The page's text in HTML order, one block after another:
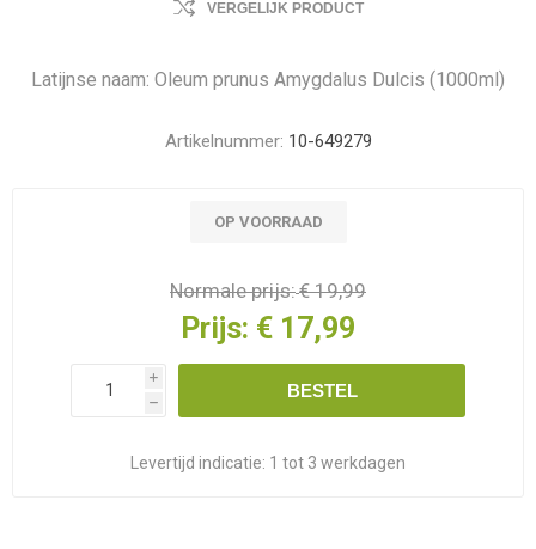
VERGELIJK PRODUCT
Latijnse naam: Oleum prunus Amygdalus Dulcis (1000ml)
Artikelnummer: 10-649279
OP VOORRAAD
Normale prijs:€ 19,99
Prijs: € 17,99
i
h
BESTEL
Levertijd indicatie: 1 tot 3 werkdagen